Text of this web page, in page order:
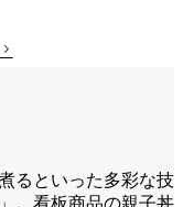
るといった多彩な技
。看板商品の親子丼